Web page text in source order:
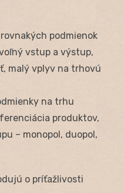
podmienok
vstup a výstup,
malý vplyv na trhovú
na trhu
produktov,
– monopol, duopol,
o príťažlivosti